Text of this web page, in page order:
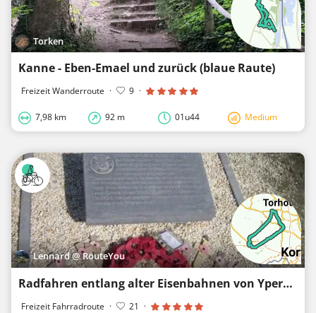
Torken
Kanne - Eben-Emael und zurück (blaue Raute)
Freizeit Wanderroute · 9 ·
7,98 km 92 m 01u44 Medium
Lennard @ RouteYou
Radfahren entlang alter Eisenbahnen von Ypern
Freizeit Fahrradroute · 21 ·